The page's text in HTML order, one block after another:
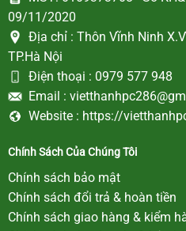
09/11/2020
Địa chỉ : Thôn Vĩnh Ninh
TP.Hà Nội
Điện thoại : 0979 577 948
Email :
Website : https://
Chính Sách Của Chúng Tôi
Chính sách bảo mật
Chính sách đổi trả & hoàn tiền
Chính sách giao hàng & kiểm